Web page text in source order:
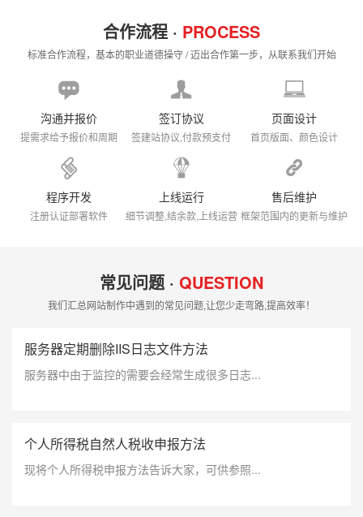
合作流程 · PROCESS
标准合作流程，基本的职业道德操守 / 迈出合作第一步，从联系我们开始
沟通并报价
提需求给予报价和周期
签订协议
签建站协议,付款预支付
页面设计
首页版面、颜色设计
程序开发
注册认证部署软件
上线运行
细节调整,结余款,上线运营
售后维护
框架范围内的更新与维护
常见问题 · QUESTION
我们汇总网站制作中遇到的常见问题,让您少走弯路,提高效率！
服务器定期删除IIS日志文件方法
服务器中由于监控的需要会经常生成很多日志...
个人所得税自然人税收申报方法
现将个人所得税申报方法告诉大家，可供参照...